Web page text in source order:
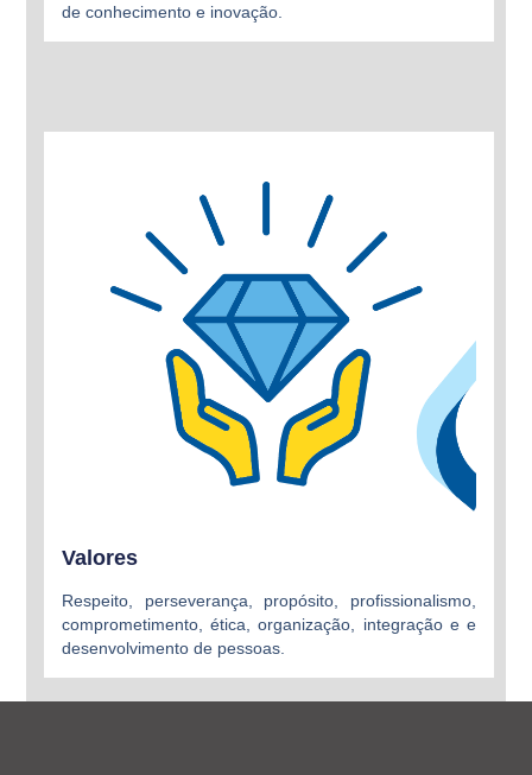
de conhecimento e inovação.
Valores
Respeito, perseverança, propósito, profissionalismo,
comprometimento, ética, organização, integração e e
desenvolvimento de pessoas.